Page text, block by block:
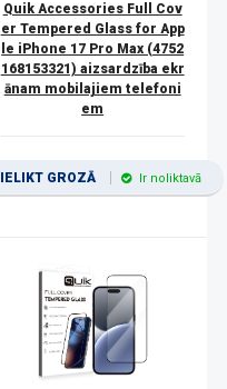
Quik Accessories Full Cov
er Tempered Glass for App
le iPhone 17 Pro Max (4752
168153321) aizsardzība ekr
ānam mobilajiem telefoni
em
IELIKT GROZĀ Ir noliktavā